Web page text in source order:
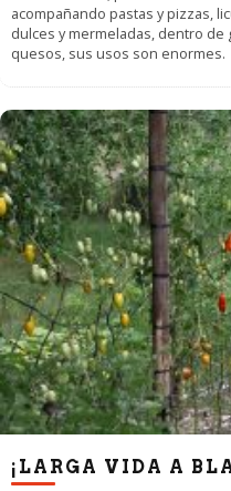
acompañando pastas y pizzas,
dulces y mermeladas, dentro
quesos, sus usos son enormes.
¡LARGA VIDA A